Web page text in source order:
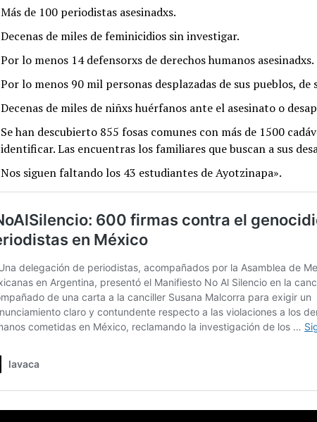
Más de 100 periodistas asesinadxs.
Decenas de miles de feminicidios sin investigar.
Por lo menos 14 defensorxs de derechos humanos asesinadxs.
Por lo menos 90 mil personas desplazadas de sus pueblos, de
Decenas de miles de niñxs huérfanos ante el asesinato o
Se han descubierto 855 fosas comunes con más de 1500
identificar. Las encuentras los familiares que buscan a sus
Nos siguen faltando los 43 estudiantes de Ayotzinapa».